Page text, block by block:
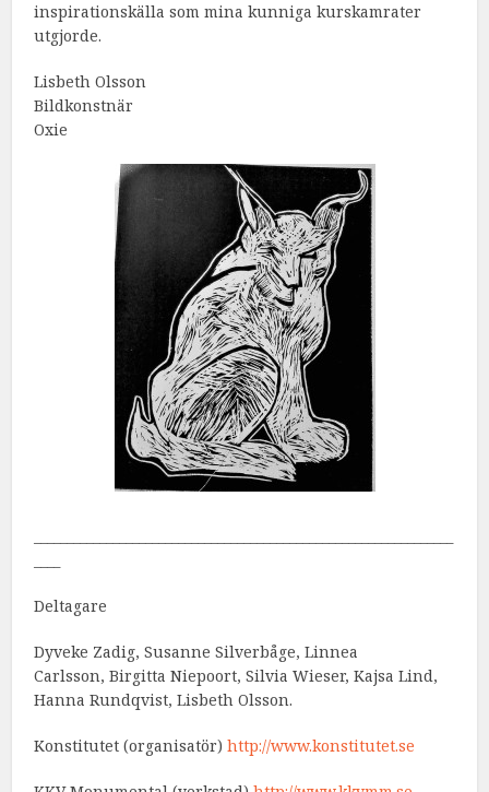
inspirationskälla som mina kunniga kurskamrater
utgjorde.
Lisbeth Olsson
Bildkonstnär
Oxie
Deltagare
Dyveke Zadig, Susanne Silverbåge, Linnea
Carlsson, Birgitta Niepoort, Silvia Wieser, Kajsa Lind,
Hanna Rundqvist, Lisbeth Olsson.
Konstitutet (organisatör)http://www.konstitutet.se